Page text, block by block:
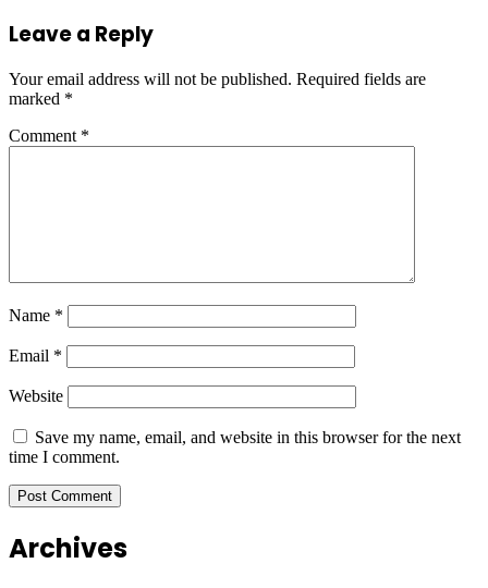
Leave a Reply
Your email address will not be published. Required fields are
marked *
Comment *
Name *
Email *
Website
Save my name, email, and website in this browser for the next
time I comment.
Archives